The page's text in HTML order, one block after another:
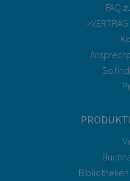
FAQ
So